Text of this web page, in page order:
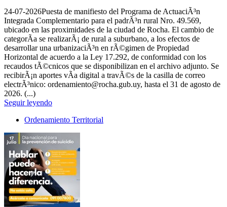
24-07-2026Puesta de manifiesto del Programa de ActuaciÃ³n
Integrada Complementario para el padrÃ³n rural Nro. 49.569,
ubicado en las proximidades de la ciudad de Rocha. El cambio de
categorÃ­a se realizarÃ¡ de rural a suburbano, a los efectos de
desarrollar una urbanizaciÃ³n en rÃ©gimen de Propiedad
Horizontal de acuerdo a la Ley 17.292, de conformidad con los
recaudos tÃ©cnicos que se disponibilizan en el archivo adjunto. Se
recibirÃ¡n aportes vÃ­a digital a travÃ©s de la casilla de correo
electrÃ³nico: ordenamiento@rocha.gub.uy, hasta el 31 de agosto de
2026. (...)
Seguir leyendo
Ordenamiento Territorial